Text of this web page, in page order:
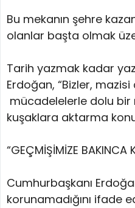
Bu mekanın şehre
olanlar başta olmak
Tarih yazmak kadar
Erdoğan, “Bizler,
mücadelelerle dolu
kuşaklara aktarma
“GEÇMİŞİMİZE BAKINCA
Cumhurbaşkanı
korunamadığını ifade